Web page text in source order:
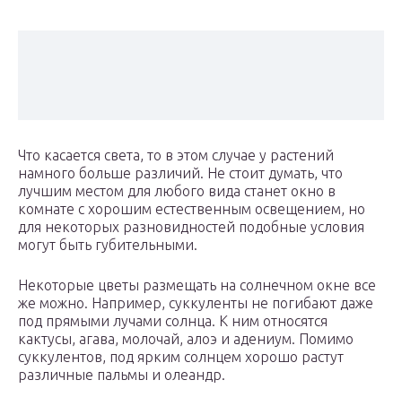
Что касается света, то в этом случае у растений
намного больше различий. Не стоит думать, что
лучшим местом для любого вида станет окно в
комнате с хорошим естественным освещением, но
для некоторых разновидностей подобные условия
могут быть губительными.
Некоторые цветы размещать на солнечном окне все
же можно. Например, суккуленты не погибают даже
под прямыми лучами солнца. К ним относятся
кактусы, агава, молочай, алоэ и адениум. Помимо
суккулентов, под ярким солнцем хорошо растут
различные пальмы и олеандр.